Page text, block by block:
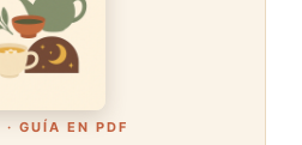
· GUÍA EN PDF